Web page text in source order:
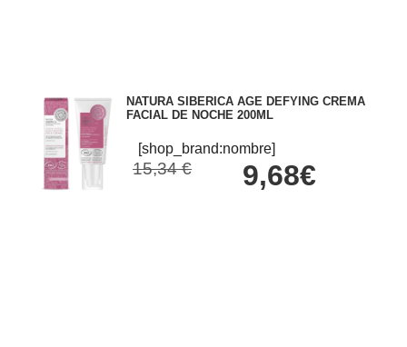
NATURA SIBERICA AGE DEFYING CREMA
FACIAL DE NOCHE 200ML
[shop_brand:nombre]
15,34 € 9,68€